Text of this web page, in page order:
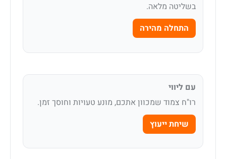
בשליטה מלאה.
התחלה מהירה
עם ליווי
רו"ח צמוד שמכוון אתכם, מונע טעויות וחוסך זמן.
שיחת ייעוץ